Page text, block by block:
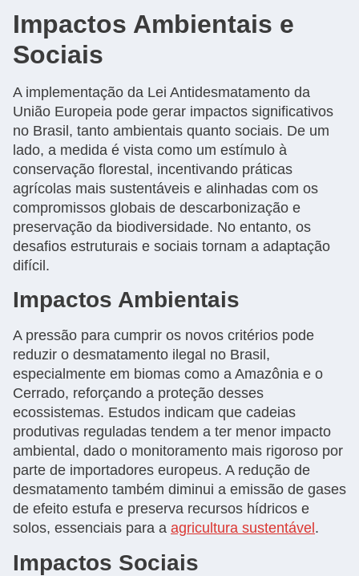
Impactos Ambientais e
Sociais
A implementação da Lei Antidesmatamento da
União Europeia pode gerar impactos significativos
no Brasil, tanto ambientais quanto sociais. De um
lado, a medida é vista como um estímulo à
conservação florestal, incentivando práticas
agrícolas mais sustentáveis e alinhadas com os
compromissos globais de descarbonização e
preservação da biodiversidade. No entanto, os
desafios estruturais e sociais tornam a adaptação
difícil.
Impactos Ambientais
A pressão para cumprir os novos critérios pode
reduzir o desmatamento ilegal no Brasil,
especialmente em biomas como a Amazônia e o
Cerrado, reforçando a proteção desses
ecossistemas. Estudos indicam que cadeias
produtivas reguladas tendem a ter menor impacto
ambiental, dado o monitoramento mais rigoroso por
parte de importadores europeus. A redução de
desmatamento também diminui a emissão de gases
de efeito estufa e preserva recursos hídricos e
solos, essenciais para a agricultura sustentável .
Impactos Sociais